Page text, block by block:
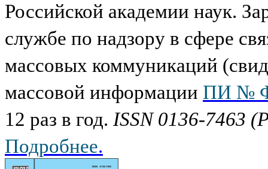
Российской академии наук.
службе по надзору в сфере
массовых коммуникаций
массовой информации ПИ №
12 раз в год. ISSN 0136-7463
Подробнее.